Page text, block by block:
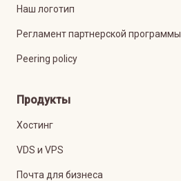
Наш логотип
Регламент партнерской программы
Peering policy
Продукты
Хостинг
VDS и VPS
Почта для бизнеса